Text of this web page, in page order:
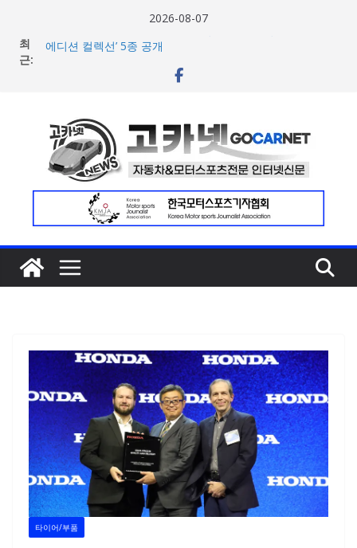
2026-08-07
최
근:
애스턴마틴, 1960~70년대 클래식 컬러 재해석한 ‘헤리티지
에디션 컬렉선’ 5종 공개
현대차 8세대 아반떼, 계약 개시 첫 날 1만대 돌파… 인스퍼
작 비하인드 영상 공개
[신차] 가주 레이싱, 주행 성능 강화한 ‘GR86’ 부분변경 모델
공개… 일본서 28일 계약 개시
한국타이어, ‘BMW i7’에 신차용 타이어로 아이온 제품군 3
종 공급
타이어/부품